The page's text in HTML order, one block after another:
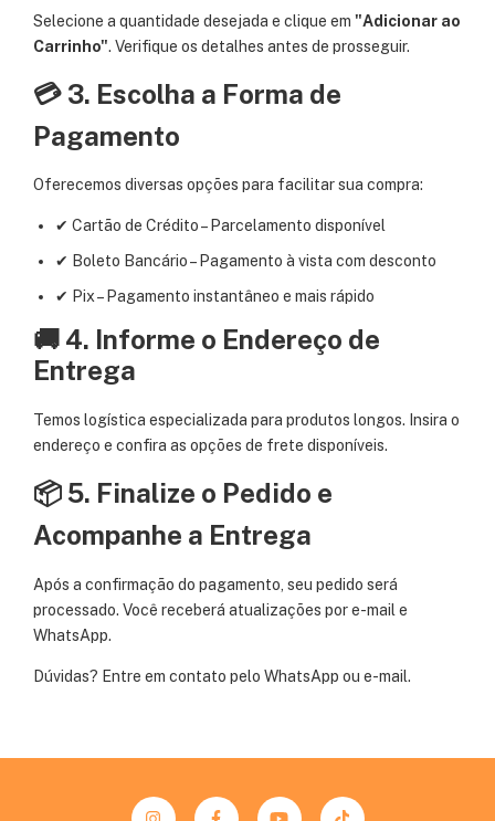
Selecione a quantidade desejada e clique em "Adicionar ao
Carrinho". Verifique os detalhes antes de prosseguir.
💳 3. Escolha a Forma de
Pagamento
Oferecemos diversas opções para facilitar sua compra:
✔ Cartão de Crédito – Parcelamento disponível
✔ Boleto Bancário – Pagamento à vista com desconto
✔ Pix – Pagamento instantâneo e mais rápido
🚚 4. Informe o Endereço de
Entrega
Temos logística especializada para produtos longos. Insira o
endereço e confira as opções de frete disponíveis.
📦 5. Finalize o Pedido e
Acompanhe a Entrega
Após a confirmação do pagamento, seu pedido será
processado. Você receberá atualizações por e-mail e
WhatsApp.
Dúvidas? Entre em contato pelo WhatsApp ou e-mail.